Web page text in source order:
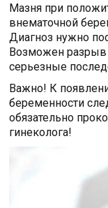
Мазня при
внематочной
Диагноз нужно
Возможен разрыв
серьезные
Важно! К
беременности
обязательно
гинеколога!